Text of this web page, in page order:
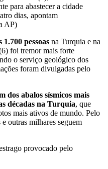
para abastecer a cidade
dias, apontam
AP)
pessoas na Turquia e na
foi tremor mais forte
o serviço geológico dos
foram divulgadas pelo
dos abalos sísmicos mais
décadas na Turquia, que
mais ativos de mundo. Pelo
outras milhares seguem
provocado pelo